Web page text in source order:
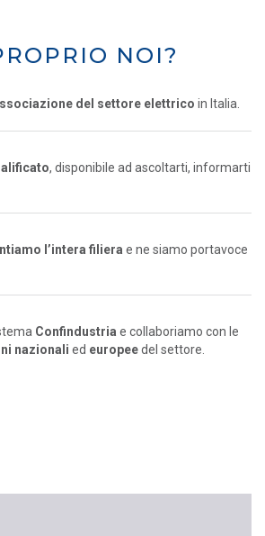
NOI?
del settore elettrico in Italia.
, disponibile ad ascoltarti, informarti
l’intera filiera e ne siamo portavoce
Confindustria e collaboriamo con le
nazionali ed europeedel settore.